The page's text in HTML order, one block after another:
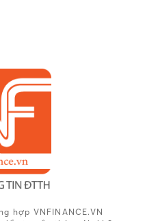
hợp VNFINANCE.VN